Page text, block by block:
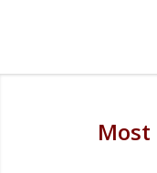
Most